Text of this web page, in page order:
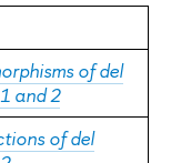
of del
and 2
of del